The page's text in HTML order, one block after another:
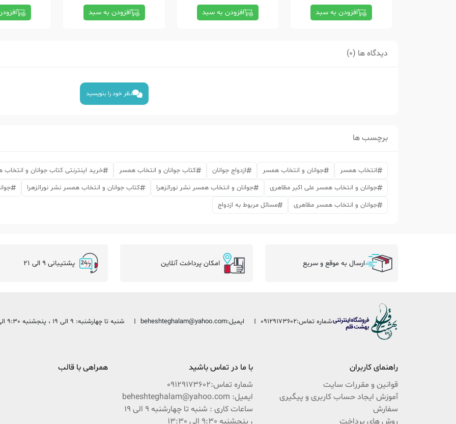
افزودن به سبد افزودن به سبد افزودن به سبد
دیدگاه ها (0)
نظر خود را بنویسید
برچسب ها
انتخاب همسر جوانان و انتخاب همسر ازدواج جوانان کتاب جوانان و انتخاب همسر خرید اینترنتی کتاب جوانان و
جوانان و انتخاب همسر علی اکبر مظاهری
جوانان و انتخاب همسر نشر نورالزهرا کتاب جوانان و انتخاب همسر نشر نورالزهرا
جوانان و انتخاب همسر مظاهری
مسائل مربوط به ازدواج
ارسال به موقع و سریع امکان پرداخت آنلاین پشتیبانی 9 الی 21
شماره تماس:09129173602 ایمیل:beheshteghalam@yahoo.com شنبه تا چهارشنبه: 9 الی 19 ، پنجشنبه 9:30 الی 13:30
راهنمای کاربران
قوانین و مقررات سایت
آموزش ایجاد حساب کاربری و پیگیری
سفارش
روش های پرداخت
با ما در تماس باشید
شماره تماس:09129173602
ایمیل: beheshteghalam@yahoo.com
ساعات کاری : شنبه تا چهارشنبه 9 الی 19
، پنجشنبه 9:30 الی 13:30
همراهی با قالب